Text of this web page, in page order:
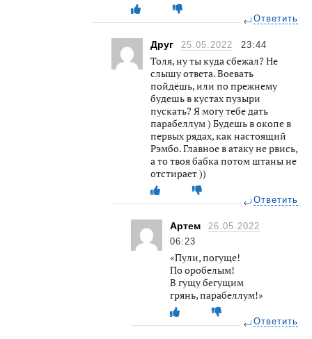
Ответить
Друг 25.05.2022 23:44
Толя, ну ты куда сбежал? Не
слышу ответа. Воевать
пойдёшь, или по прежнему
будешь в кустах пузыри
пускать? Я могу тебе дать
парабеллум ) Будешь в окопе в
первых рядах, как настоящий
Рэмбо. Главное в атаку не рвись,
а то твоя бабка потом штаны не
отстирает ))
Ответить
Артем
26.05.2022
06:23
«Пули, погуще!
По оробелым!
В гущу бегущим
грянь, парабеллум!»
Ответить